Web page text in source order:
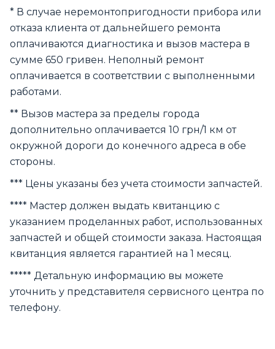
* В случае неремонтопригодности прибора или
отказа клиента от дальнейшего ремонта
оплачиваются диагностика и вызов мастера в
сумме 650 гривен. Неполный ремонт
оплачивается в соответствии с выполненными
работами.
** Вызов мастера за пределы города
дополнительно оплачивается 10 грн/1 км от
окружной дороги до конечного адреса в обе
стороны.
*** Цены указаны без учета стоимости запчастей.
**** Мастер должен выдать квитанцию с
указанием проделанных работ, использованных
запчастей и общей стоимости заказа. Настоящая
квитанция является гарантией на 1 месяц.
***** Детальную информацию вы можете
уточнить у представителя сервисного центра по
телефону.